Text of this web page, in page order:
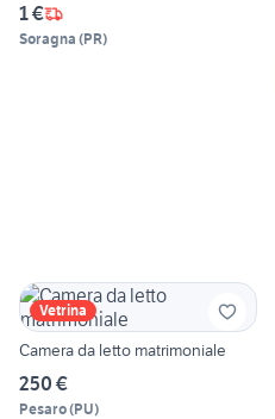
1 €
Soragna (PR)
Vetrina
Camera da letto matrimoniale
250 €
Pesaro(PU)